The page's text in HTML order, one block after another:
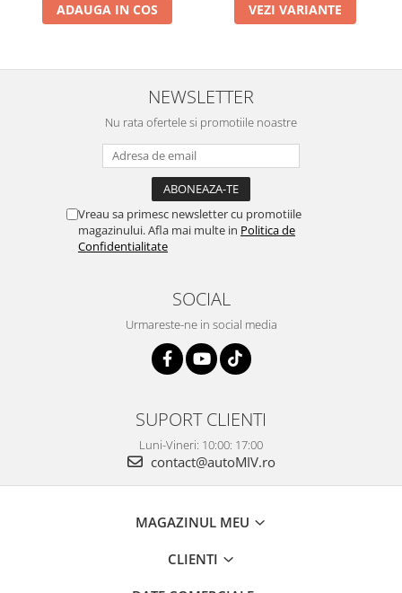
ADAUGA IN COS VEZI VARIANTE
NEWSLETTER
Nu rata ofertele si promotiile noastre
Vreau sa primesc newsletter cu promotiile
magazinului. Afla mai multe in Politica de
Confidentialitate
SOCIAL
Urmareste-ne in social media
SUPORT CLIENTI
Luni-Vineri: 10:00: 17:00
contact@autoMIV.ro
MAGAZINUL MEU
CLIENTI